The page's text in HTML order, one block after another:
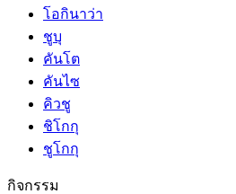
โอกินาว่า
ชูบุ
คันโต
คันไซ
คิวชู
ชิโกกุ
ชูโกกุ
กิจกรรม